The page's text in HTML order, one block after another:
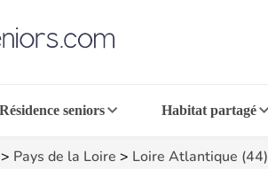
Résidence seniors Habitat partagé
> Pays de la Loire > Loire Atlantique (44)